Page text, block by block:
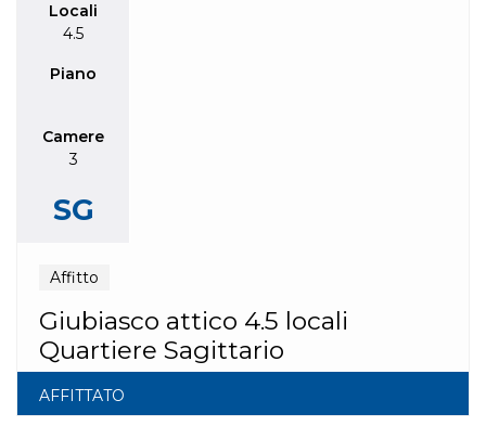
Locali
4.5
Piano
Camere
3
SG
Affitto
Giubiasco attico 4.5 locali
Quartiere Sagittario
AFFITTATO